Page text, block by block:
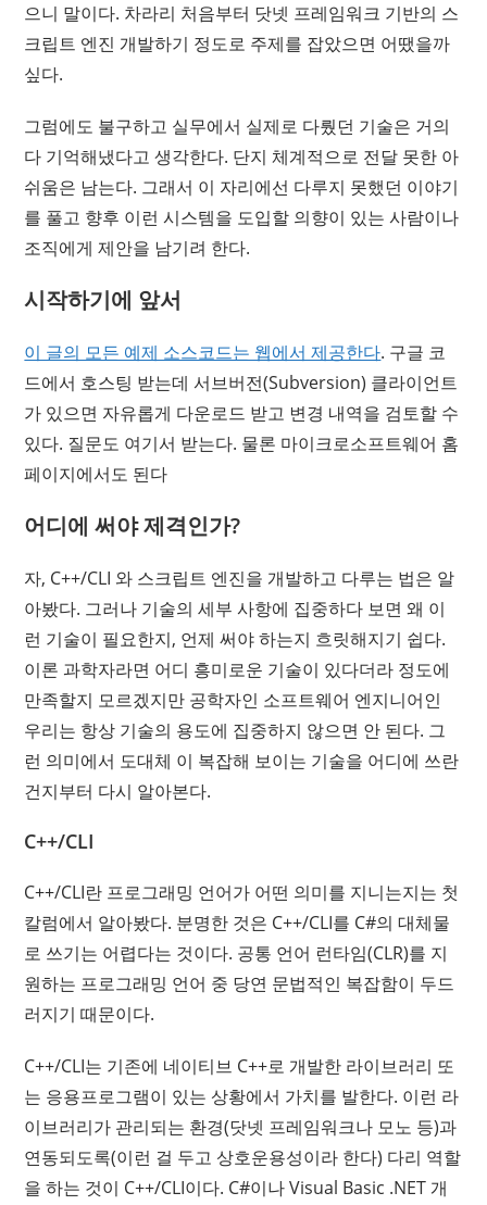
으니 말이다. 차라리 처음부터 닷넷 프레임워크 기반의 스
크립트 엔진 개발하기 정도로 주제를 잡았으면 어땠을까
싶다.
그럼에도 불구하고 실무에서 실제로 다뤘던 기술은 거의
다 기억해냈다고 생각한다. 단지 체계적으로 전달 못한 아
쉬움은 남는다. 그래서 이 자리에선 다루지 못했던 이야기
를 풀고 향후 이런 시스템을 도입할 의향이 있는 사람이나
조직에게 제안을 남기려 한다.
시작하기에 앞서
이 글의 모든 예제 소스코드는 웹에서 제공한다. 구글 코
드에서 호스팅 받는데 서브버전(Subversion) 클라이언트
가 있으면 자유롭게 다운로드 받고 변경 내역을 검토할 수
있다. 질문도 여기서 받는다. 물론 마이크로소프트웨어 홈
페이지에서도 된다
어디에 써야 제격인가?
자, C++/CLI 와 스크립트 엔진을 개발하고 다루는 법은 알
아봤다. 그러나 기술의 세부 사항에 집중하다 보면 왜 이
런 기술이 필요한지, 언제 써야 하는지 흐릿해지기 쉽다.
이론 과학자라면 어디 흥미로운 기술이 있다더라 정도에
만족할지 모르겠지만 공학자인 소프트웨어 엔지니어인
우리는 항상 기술의 용도에 집중하지 않으면 안 된다. 그
런 의미에서 도대체 이 복잡해 보이는 기술을 어디에 쓰란
건지부터 다시 알아본다.
C++/CLI
C++/CLI란 프로그래밍 언어가 어떤 의미를 지니는지는 첫
칼럼에서 알아봤다. 분명한 것은 C++/CLI를 C#의 대체물
로 쓰기는 어렵다는 것이다. 공통 언어 런타임(CLR)를 지
원하는 프로그래밍 언어 중 당연 문법적인 복잡함이 두드
러지기 때문이다.
C++/CLI는 기존에 네이티브 C++로 개발한 라이브러리 또
는 응용프로그램이 있는 상황에서 가치를 발한다. 이런 라
이브러리가 관리되는 환경(닷넷 프레임워크나 모노 등)과
연동되도록(이런 걸 두고 상호운용성이라 한다) 다리 역할
을 하는 것이 C++/CLI이다. C#이나 Visual Basic .NET 개